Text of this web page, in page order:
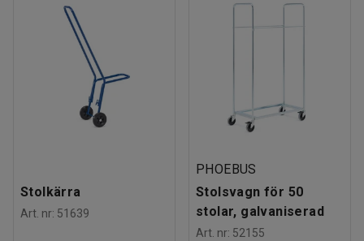
Stolkärra
Art. nr: 51639
PHOEBUS
Stolsvagn för 50
stolar, galvaniserad
Art. nr: 52155